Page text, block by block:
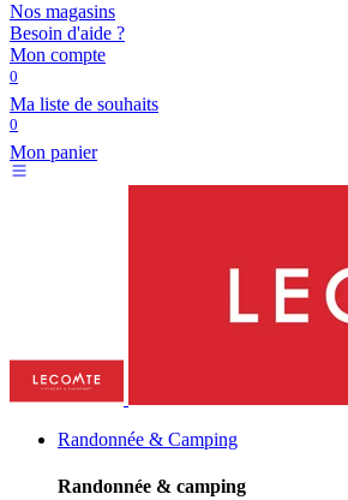
Nos magasins
Besoin d'aide ?
Mon compte
0
Ma liste de souhaits
0
Mon panier
Randonnée & Camping
Randonnée & camping